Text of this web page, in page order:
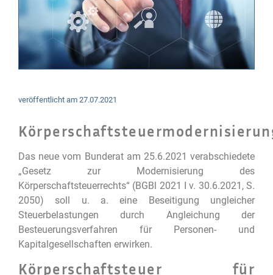
veröffentlicht am 27.07.2021
Das neue vom Bunderat am 25.6.2021 verabschiedete
„Gesetz zur Modernisierung des
Körperschaftsteuerrechts“ (BGBl 2021 I v. 30.6.2021, S.
2050) soll u. a. eine Beseitigung ungleicher
Steuerbelastungen durch Angleichung der
Besteuerungsverfahren für Personen- und
Kapitalgesellschaften erwirken.
Körperschaftsteuer für